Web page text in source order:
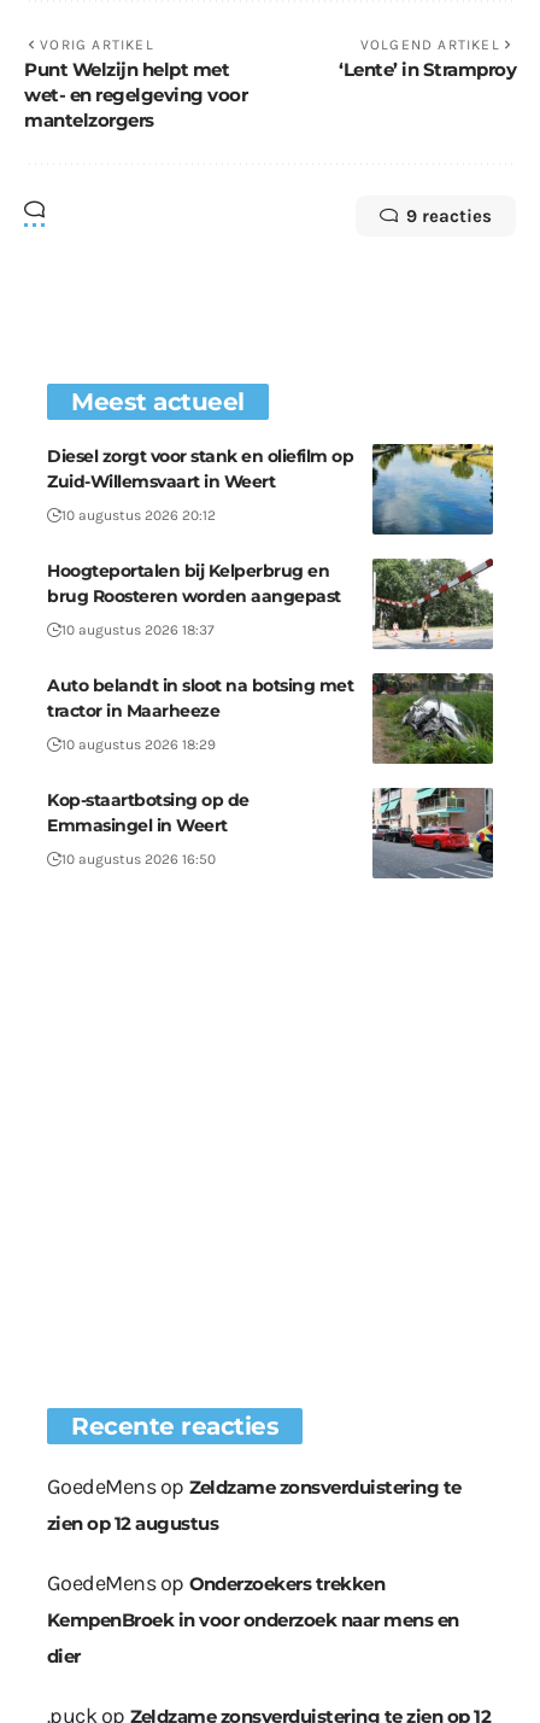
VORIG ARTIKEL
Punt Welzijn helpt met
wet- en regelgeving voor
mantelzorgers
VOLGEND ARTIKEL
‘Lente’ in Stramproy
9 reacties
Meest actueel
Diesel zorgt voor stank en oliefilm op
Zuid-Willemsvaart in Weert
10 augustus 2026 20:12
Hoogteportalen bij Kelperbrug en
brug Roosteren worden aangepast
10 augustus 2026 18:37
Auto belandt in sloot na botsing met
tractor in Maarheeze
10 augustus 2026 18:29
Kop-staartbotsing op de
Emmasingel in Weert
10 augustus 2026 16:50
Recente reacties
GoedeMensop Zeldzame zonsverduistering te
zien op 12 augustus
GoedeMensop Onderzoekers trekken
KempenBroek in voor onderzoek naar mens en
dier
.puckop Zeldzame zonsverduistering te zien op 12